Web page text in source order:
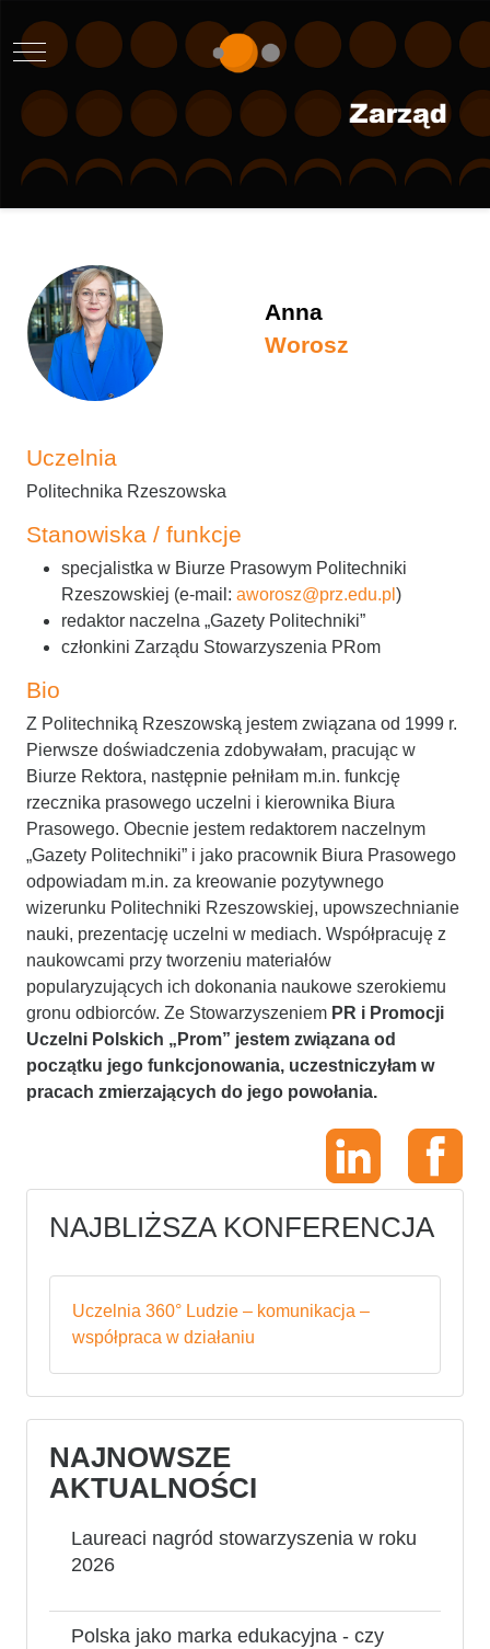
Mobile Menu Toggle
Anna
Worosz
Uczelnia
Politechnika Rzeszowska
Stanowiska / funkcje
specjalistka w Biurze Prasowym Politechniki
Rzeszowskiej (e-mail: aworosz@prz.edu.pl )
redaktor naczelna „Gazety Politechniki”
członkini Zarządu Stowarzyszenia PRom
Bio
Z Politechniką Rzeszowską jestem związana od 1999 r.
Pierwsze doświadczenia zdobywałam, pracując w
Biurze Rektora, następnie pełniłam m.in. funkcję
rzecznika prasowego uczelni i kierownika Biura
Prasowego. Obecnie jestem redaktorem naczelnym
„Gazety Politechniki” i jako pracownik Biura Prasowego
odpowiadam m.in. za kreowanie pozytywnego
wizerunku Politechniki Rzeszowskiej, upowszechnianie
nauki, prezentację uczelni w mediach. Współpracuję z
naukowcami przy tworzeniu materiałów
popularyzujących ich dokonania naukowe szerokiemu
gronu odbiorców. Ze Stowarzyszeniem PR i Promocji
Uczelni Polskich „Prom” jestem związana od
początku jego funkcjonowania, uczestniczyłam w
pracach zmierzających do jego powołania.
NAJBLIŻSZA KONFERENCJA
Uczelnia 360° Ludzie – komunikacja –
współpraca w działaniu
NAJNOWSZE
AKTUALNOŚCI
Laureaci nagród stowarzyszenia w roku
2026
Polska jako marka edukacyjna - czy